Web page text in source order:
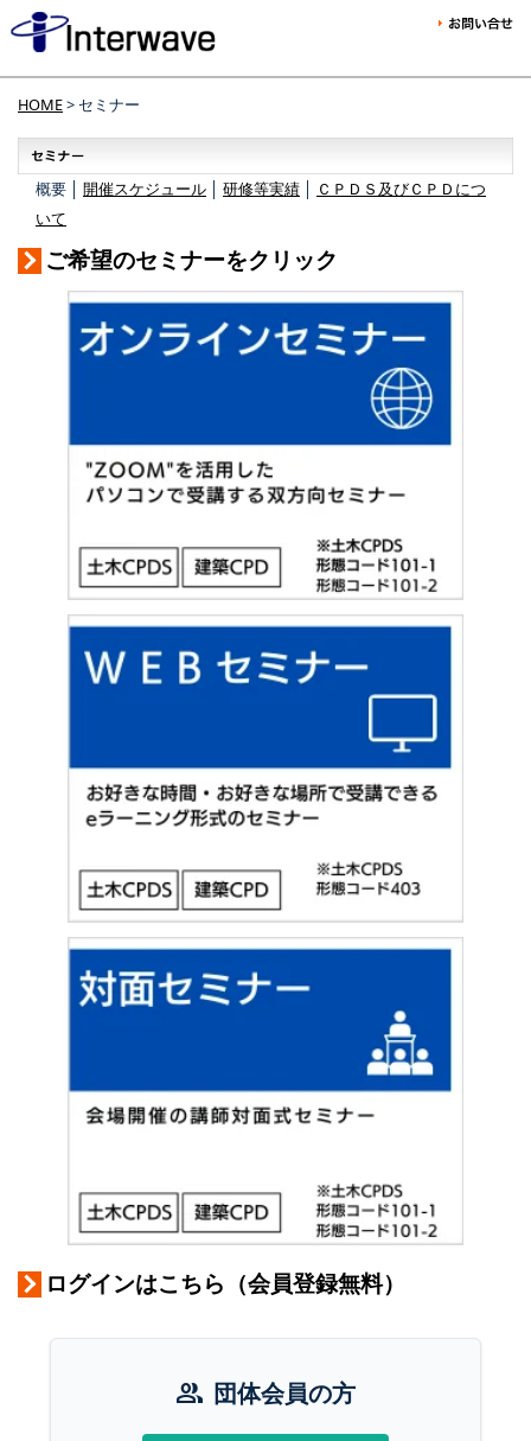
HOME> セミナー
概要 │ 開催スケジュール 研修等実績
ＣＰＤＳ及びＣＰＤにつ
いて
ご希望のセミナーをクリック
ログインはこちら（会員登録無料）
group 団体会員の方